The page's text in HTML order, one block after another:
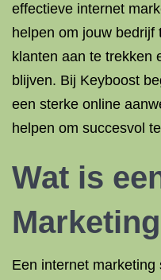
effectieve internet
helpen om jouw
klanten aan te trekken
blijven. Bij Keyboost
een sterke online
helpen om succesvol
Wat is
Een internet